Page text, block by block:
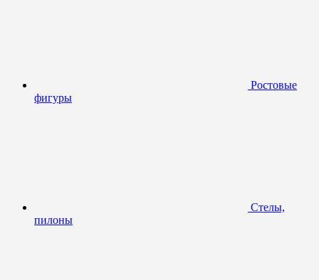
Ростовые
фигуры
Стелы,
пилоны